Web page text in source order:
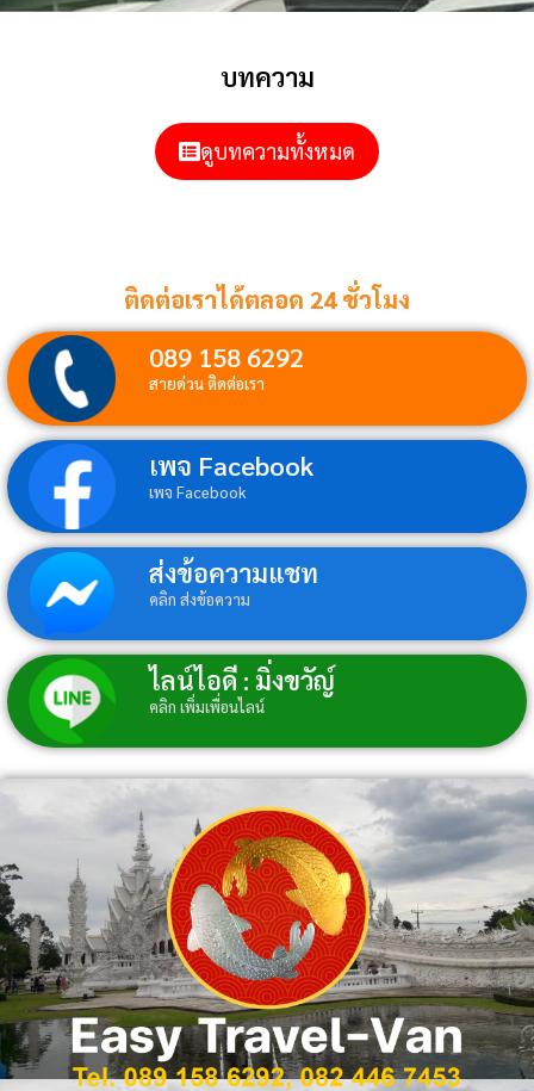
บทความ
ดูบทความทั้งหมด
ติดต่อเราได้ตลอด 24 ชั่วโมง
089 158 6292
สายด่วน ติดต่อเรา
เพจ Facebook
เพจ Facebook
ส่งข้อความแชท
คลิก ส่งข้อความ
ไลน์ไอดี : มิ่งขวัญ์
คลิก เพิ่มเพื่อนไลน์